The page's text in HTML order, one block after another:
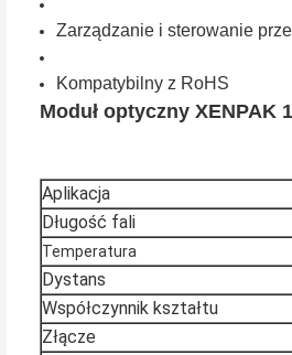
Zarządzanie i sterowanie
Kompatybilny z RoHS
Moduł optyczny XENPAK
Aplikacja
Długość fali
Temperatura
Dystans
Współczynnik kształtu
Złącze